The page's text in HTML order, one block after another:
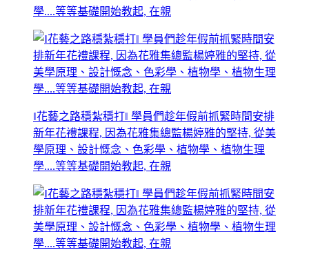
學....等等基礎開始教起, 在親
‖花藝之路穩紮穩打‖ 學員們趁年假前抓緊時間安排
新年花禮課程, 因為花雅集總監楊婷雅的堅持, 從美
學原理、設計慨念、色彩學、植物學、植物生理
學....等等基礎開始教起, 在親